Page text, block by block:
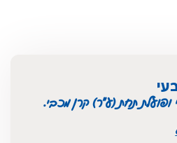
תחת (ע"ר) קרן מכבי.